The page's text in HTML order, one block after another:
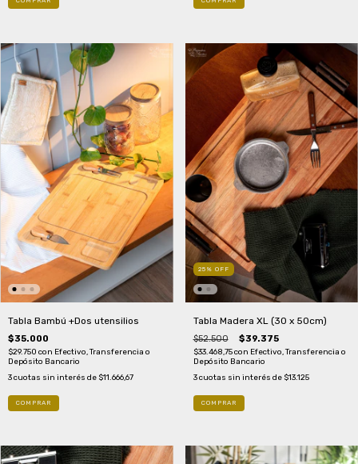
Tabla Bambú +Dos utensilios
$35.000
$29.750 con Efectivo, Transferencia o
Depósito Bancario
3cuotas sin interés de $11.666,67
25 % OFF
Tabla Madera XL (30 x 50cm)
$52.500 $39.375
$33.468,75con Efectivo, Transferencia o
Depósito Bancario
3 cuotas sin interés de $13.125